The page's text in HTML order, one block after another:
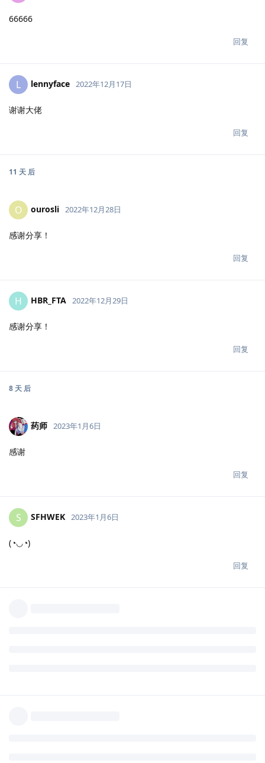
66666
回复
L lennyface 2022年12月17日
谢谢大佬
回复
11 天 后
O ourosli 2022年12月28日
感谢分享！
回复
H HBR_FTA 2022年12月29日
感谢分享！
回复
8 天 后
药师 2023年1月6日
感谢
回复
S SFHWEK 2023年1月6日
(◔◡◔)
回复